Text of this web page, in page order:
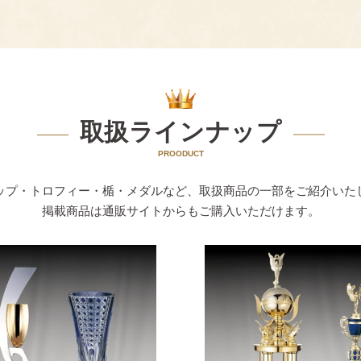
取扱ラインナップ
PROODUCT
プ・トロフィー・楯・メダルなど、取扱商品の一部をご紹介いた
掲載商品は通販サイトからもご購入いただけます。